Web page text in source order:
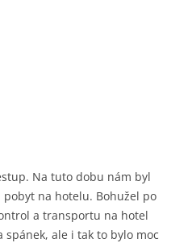
Na tuto dobu nám byl
na hotelu. Bohužel po
a transportu na hotel
spánek, ale i tak to bylo moc